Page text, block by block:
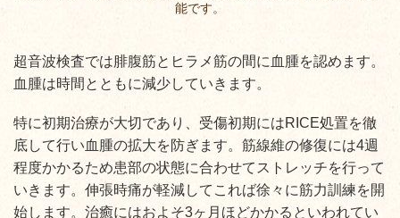
能です。
超音波検査では腓腹筋とヒラメ筋の間に血腫を認めます。
血腫は時間とともに減少していきます。
特に初期治療が大切であり、受傷初期にはRICE処置を徹
底して行い血腫の拡大を防ぎます。筋線維の修復には4週
程度かかるため患部の状態に合わせてストレッチを行って
いきます。伸張時痛が軽減してこれば徐々に筋力訓練を開
始します。治癒にはおよそ3ヶ月ほどかかるといわれてい